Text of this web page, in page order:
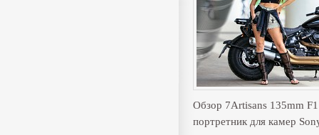
Обзор 7Artisans 135mm
портретник для камер